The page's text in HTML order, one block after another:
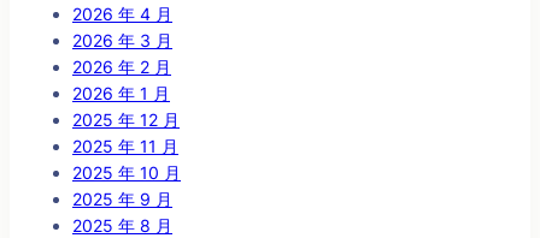
2026 年 4 月
2026 年 3 月
2026 年 2 月
2026 年 1 月
2025 年 12 月
2025 年 11 月
2025 年 10 月
2025 年 9 月
2025 年 8 月